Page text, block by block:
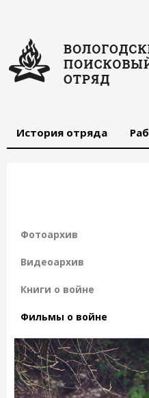
История отряда
Фотоархив
Видеоархив
Книги о войне
Фильмы о войне